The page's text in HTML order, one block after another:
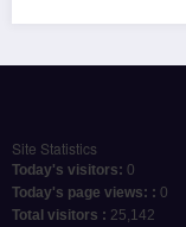
Site Statistics
Today's visitors: 0
Today's page views: : 0
Total visitors : 25,142